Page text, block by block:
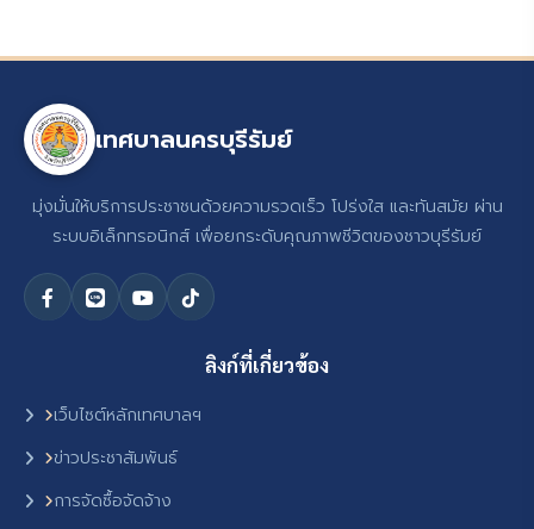
เทศบาลนครบุรีรัมย์
มุ่งมั่นให้บริการประชาชนด้วยความรวดเร็ว โปร่งใส และทันสมัย ผ่าน
ระบบอิเล็กทรอนิกส์ เพื่อยกระดับคุณภาพชีวิตของชาวบุรีรัมย์
ลิงก์ที่เกี่ยวข้อง
เว็บไซต์หลักเทศบาลฯ
ข่าวประชาสัมพันธ์
การจัดซื้อจัดจ้าง